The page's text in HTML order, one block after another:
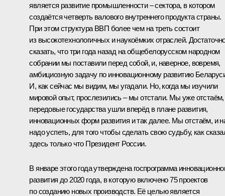
является развитие промышленности – сектора, в котором
создаётся четверть валового внутреннего продукта страны.
При этом структура ВВП более чем на треть состоит
из высокотехнологичных и наукоёмких отраслей.
сказать, что три года назад на общебелорусском народном
собрании мы поставили перед собой, и, наверное, вовремя,
амбициозную задачу по инновационному развитию
И, как сейчас мы видим, мы угадали. Но, когда мы изучили
мировой опыт, прослезились – мы отстали. Мы уже отстаём,
передовые государства ушли вперёд в плане развития,
инновационных форм развития и так далее. Мы отстаём, и
надо успеть, для того чтобы сделать свою судьбу, как
здесь только что Президент России.
В январе этого года утверждена госпрограмма
развития до 2020 года, в которую включено 75 проектов
по созданию новых производств. Её целью является